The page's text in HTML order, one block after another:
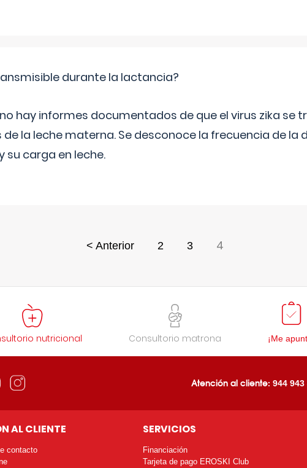
durante la lactancia?
hay informes documentados de que el virus zika se
la leche materna. Se desconoce la frecuencia de la
su carga en leche.
< Anterior 2 3 4
nutricional Consultorio matrona ¡Me
Atención al cliente: 944 943
AL CLIENTE
contacto
SERVICIOS
Financiación
Tarjeta de pago EROSKI Club